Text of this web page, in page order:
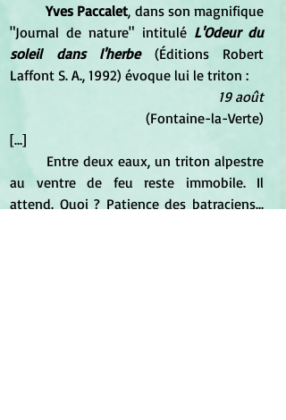
Yves Paccalet, dans son magnifique
"Journal de nature" intitulé L'Odeur du
soleil dans l'herbe (Éditions Robert
Laffont S. A., 1992) évoque lui le triton :
19 août
  (Fontaine-la-Verte)
[...]
au ventre de feu reste immobile. Il
attend. Quoi ? Patience des batraciens...